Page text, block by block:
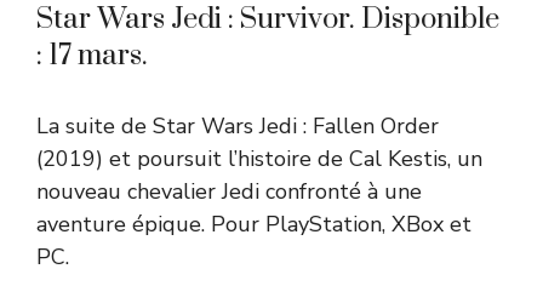
Star Wars Jedi : Survivor. Disponible
: 17 mars.
La suite de Star Wars Jedi : Fallen Order
(2019) et poursuit l’histoire de Cal Kestis, un
nouveau chevalier Jedi confronté à une
aventure épique. Pour PlayStation, XBox et
PC.